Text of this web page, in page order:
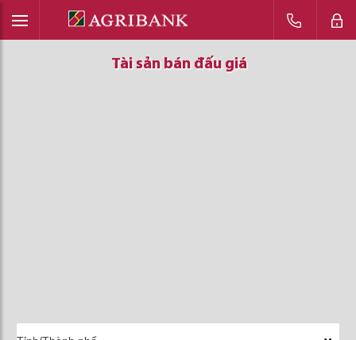
Tài sản bán đấu giá
Tài sản bán đấu giá
Tài sản bán đấu giá